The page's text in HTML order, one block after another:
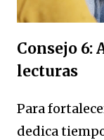
Consejo 6:
lecturas
Para
dedica